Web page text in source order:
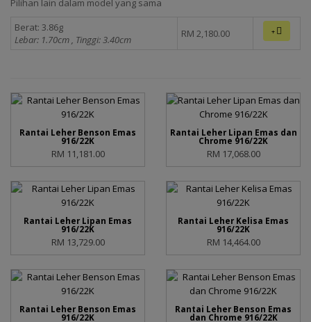
Pilihan lain dalam model yang sama
Berat: 3.86g
Lebar: 1.70cm , Tinggi: 3.40cm RM 2,180.00 +
Rantai Leher Benson Emas
916/22K
RM 11,181.00
Rantai Leher Lipan Emas dan
Chrome 916/22K
RM 17,068.00
Rantai Leher Lipan Emas
916/22K
RM 13,729.00
Rantai Leher Kelisa Emas
916/22K
RM 14,464.00
Rantai Leher Benson Emas
916/22K
Rantai Leher Benson Emas
dan Chrome 916/22K